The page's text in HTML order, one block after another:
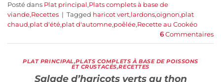
Posté dans Plat principal ,Plats complets à base de
viande,Recettes | Tagged haricot vert,lardons,oignon,plat
chaud,plat d'été,plat d'automne,poêlée,Recette au Cookéo
6 Commentaires
PLAT PRINCIPAL,PLATS COMPLETS À BASE DE POISSONS
ET CRUSTACÉS,RECETTES
Salade d’haricots verts au thon